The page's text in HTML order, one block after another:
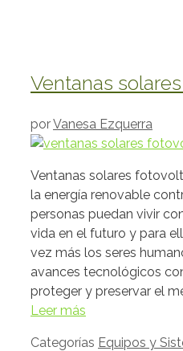
Ventanas
porVanesa Ezquerra
Ventanas solares
la energía renovable
personas puedan vivir
vida en el futuro y para
vez más los seres
avances tecnológicos
proteger y preservar el
Leer más
Categorías Equipos y